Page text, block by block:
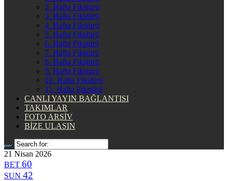
2. Hafta Fikstürü
3. Hafta Fikstürü
4. Hafta Fikstürü
5. Hafta Fikstürü
6. Hafta Fikstürü
7. Hafta Fikstürü
8. Hafta Fikstürü
9. Hafta Fikstürü
10. Hafta Fikstürü
11. Hafta Fikstürü
CANLI YAYIN BAĞLANTISI
TAKIMLAR
FOTO ARSİV
BİZE ULASIN
21 Nisan 2026
BET 60
SUN 42